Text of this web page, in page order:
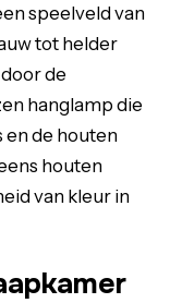
speelveld van
tot helder
de
hanglamp die
en de houten
houten
van kleur in